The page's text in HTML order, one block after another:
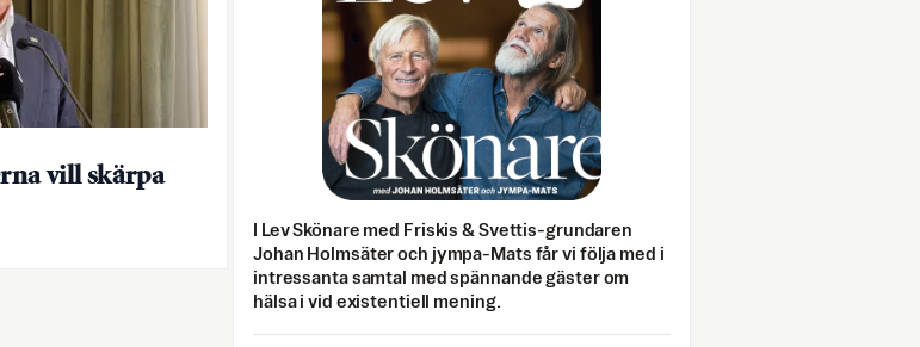
vill skärpa
I Lev Skönare med Friskis & Svettis-grundaren
Johan Holmsäter och jympa-Mats får vi följa med i
intressanta samtal med spännande gäster om
hälsa i vid existentiell mening.